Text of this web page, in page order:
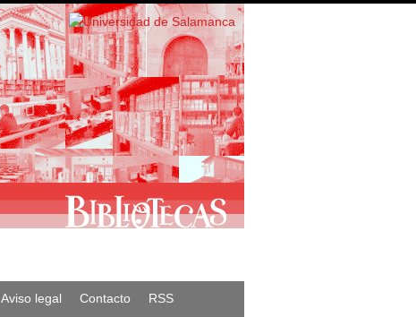
Aviso legal Contacto RSS